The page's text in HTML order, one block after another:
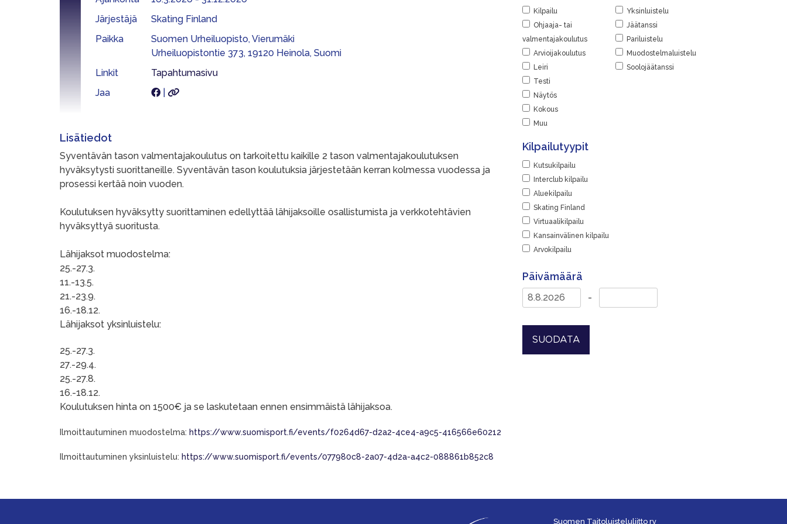
Järjestäjä
Skating Finland
Paikka
Suomen Urheiluopisto, Vierumäki
Urheiluopistontie 373, 19120 Heinola, Suomi
Linkit
Tapahtumasivu
Jaa
Lisätiedot
Syventävän tason valmentajakoulutus on tarkoitettu kaikille 2 tason valmentajakoulutuksen
hyväksytysti suorittaneille. Syventävän tason koulutuksia järjestetään kerran kolmessa vuodessa ja
prosessi kertää noin vuoden.
Koulutuksen hyväksytty suorittaminen edellyttää lähijaksoille osallistumista ja verkkotehtävien
hyväksyttyä suoritusta.
Lähijaksot muodostelma:
25.-27.3.
11.-13.5.
21.-23.9.
16.-18.12.
Lähijaksot yksinluistelu:
25.-27.3.
27.-29.4.
25.-27.8.
16.-18.12.
Koulutuksen hinta on 1500€ ja se laskutetaan ennen ensimmäistä lähijaksoa.
Ilmoittautuminen muodostelma: https://www.suomisport.fi/events/f0264d67-d2a2-4ce4-a9c5-416566e60212
Ilmoittautuminen yksinluistelu: https://www.suomisport.fi/events/077980c8-2a07-4d2a-a4c2-088861b852c8
Kilpailu
Ohjaaja- tai
valmentajakoulutus
Arvioijakoulutus
Leiri
Testi
Näytös
Kokous
Muu
Yksinluistelu
Jäätanssi
Pariluistelu
Muodostelmaluistelu
Soolojäätanssi
Kilpailutyypit
Kutsukilpailu
Interclub kilpailu
Aluekilpailu
Skating Finland
Virtuaalikilpailu
Kansainvälinen kilpailu
Arvokilpailu
Päivämäärä
-
SUODATA
Suomen Taitoluisteluliitto ry